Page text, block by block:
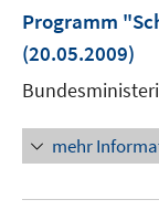
Programm
(20.05.2009)
mehr